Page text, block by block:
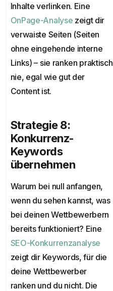
Inhalte verlinken. Eine
OnPage-Analyse zeigt dir
verwaiste Seiten (Seiten
ohne eingehende interne
Links) – sie ranken praktisch
nie, egal wie gut der
Content ist.
Strategie 8:
Konkurrenz-
Keywords
übernehmen
Warum bei null anfangen,
wenn du sehen kannst, was
bei deinen Wettbewerbern
bereits funktioniert? Eine
SEO-Konkurrenzanalyse
zeigt dir Keywords, für die
deine Wettbewerber
ranken und du nicht. Die